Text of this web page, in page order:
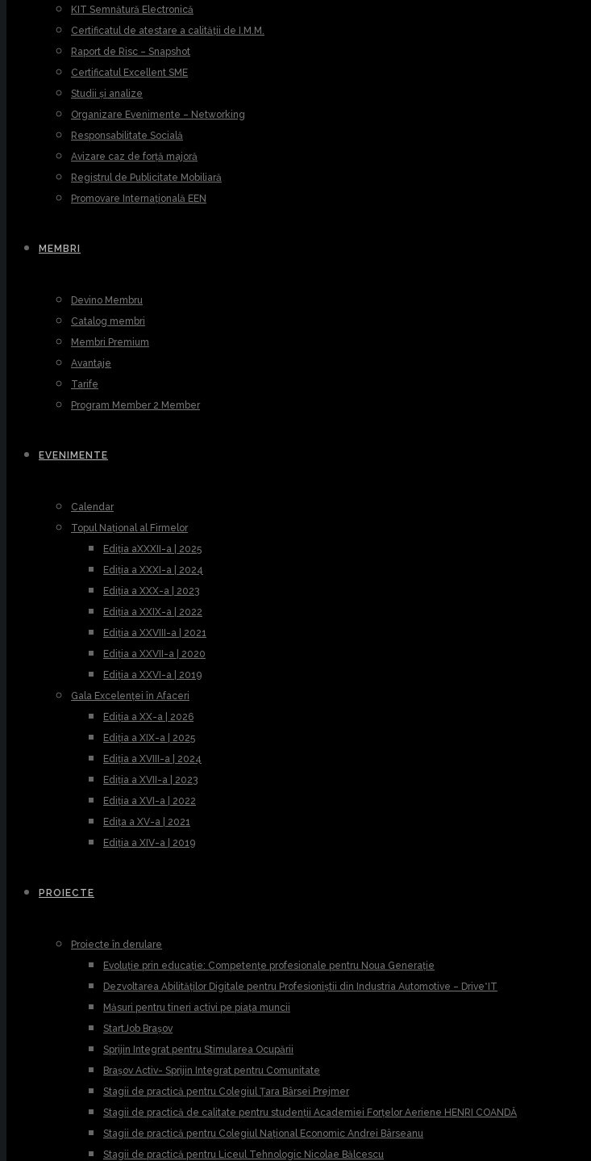
KIT Semnătură Electronică
Certificatul de atestare a calității de I.M.M.
Raport de Risc – Snapshot
Certificatul Excellent SME
Studii și analize
Organizare Evenimente – Networking
Responsabilitate Socială
Avizare caz de forță majoră
Registrul de Publicitate Mobiliară
Promovare Internațională EEN
MEMBRI
Devino Membru
Catalog membri
Membri Premium
Avantaje
Tarife
Program Member 2 Member
EVENIMENTE
Calendar
Topul Național al Firmelor
Ediția aXXXII-a | 2025
Ediția a XXXI-a | 2024
Ediția a XXX-a | 2023
Ediția a XXIX-a | 2022
Ediția a XXVIII-a | 2021
Ediția a XXVII-a | 2020
Ediția a XXVI-a | 2019
Gala Excelenței în Afaceri
Ediția a XX-a | 2026
Ediția a XIX-a | 2025
Ediția a XVIII-a | 2024
Ediția a XVII-a | 2023
Ediția a XVI-a | 2022
Edița a XV-a | 2021
Ediția a XIV-a | 2019
PROIECTE
Proiecte în derulare
Evoluție prin educație: Competențe profesionale pentru Noua Generație
Dezvoltarea Abilităților Digitale pentru Profesioniștii din Industria Automotive – Drive*IT
Măsuri pentru tineri activi pe piața muncii
StartJob Brașov
Sprijin Integrat pentru Stimularea Ocupării
Brașov Activ- Sprijin Integrat pentru Comunitate
Stagii de practică pentru Colegiul Țara Bârsei Prejmer
Stagii de practică de calitate pentru studenții Academiei Forțelor Aeriene HENRI COANDĂ
Stagii de practică pentru Colegiul Național Economic Andrei Bârseanu
Stagii de practică pentru Liceul Tehnologic Nicolae Bălcescu